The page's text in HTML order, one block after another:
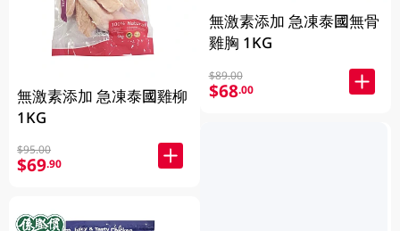
無激素添加 急凍泰國雞柳
1KG
$95.00
$69.90
無激素添加 急凍泰國無骨
雞胸 1KG
$89.00
$68.00